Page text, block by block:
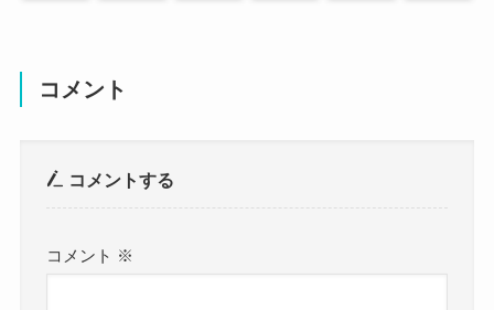
右側が高瀬隼子さん。
この方髪が凄く綺麗なんですよね・・・
さらに美人で笑顔がかわいい
コメント
コメントする
コメント ※